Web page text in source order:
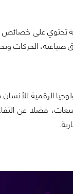
تحتوي على
صياغته، الحركات
الرقمية